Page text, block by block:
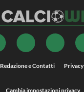
Redazione e Contatti Privacy
Cambia impostazioni privacy